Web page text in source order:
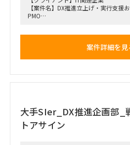
【案件名】DX推進立上げ・実行支援
PMO
・IT機器を扱うクライアント企業の
アカウントマネージャー1名10%（既
プロジェクトリーダー1名10%（既に
プロジェクトメンバー1名100%←募集
案件詳細を見
大手SIer_DX推進企画部_
トアサイン